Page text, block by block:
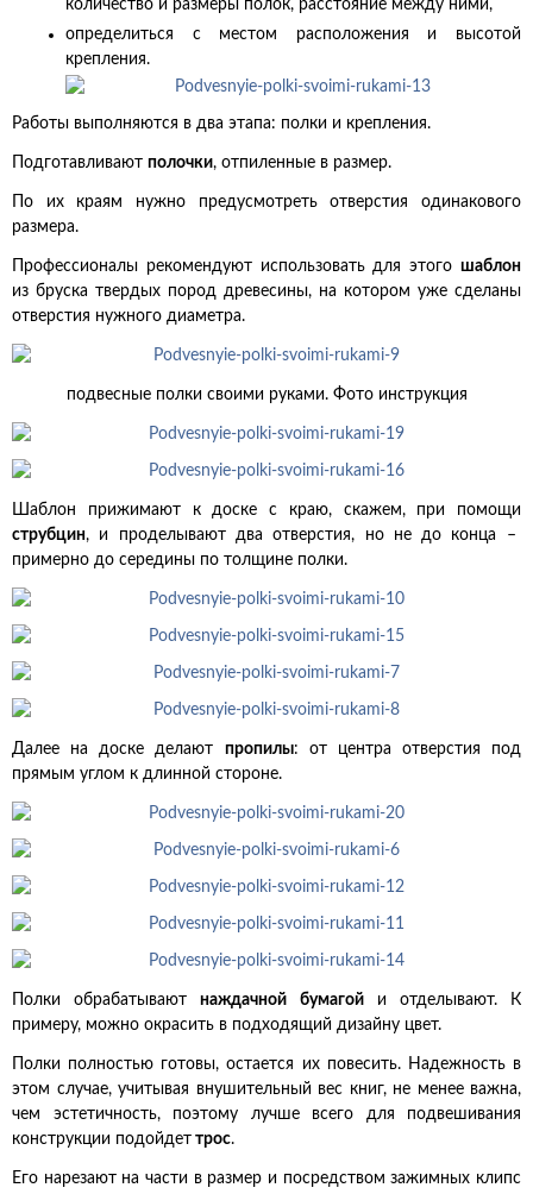
количество и размеры полок, расстояние между ними,
определиться с местом расположения и высотой
крепления.
Работы выполняются в два этапа: полки и крепления.
Подготавливают полочки, отпиленные в размер.
По их краям нужно предусмотреть отверстия одинакового
размера.
Профессионалы рекомендуют использовать для этого шаблон
из бруска твердых пород древесины, на котором уже сделаны
отверстия нужного диаметра.
подвесные полки своими руками. Фото инструкция
Шаблон прижимают к доске с краю, скажем, при помощи
струбцин, и проделывают два отверстия, но не до конца –
примерно до середины по толщине полки.
Далее на доске делают пропилы: от центра отверстия под
прямым углом к длинной стороне.
Полки обрабатываютнаждачной бумагойи отделывают. К
примеру, можно окрасить в подходящий дизайну цвет.
Полки полностью готовы, остается их повесить. Надежность в
этом случае, учитывая внушительный вес книг, не менее важна,
чем эстетичность, поэтому лучше всего для подвешивания
конструкции подойдет трос.
Его нарезают на части в размер и посредством зажимных клипс